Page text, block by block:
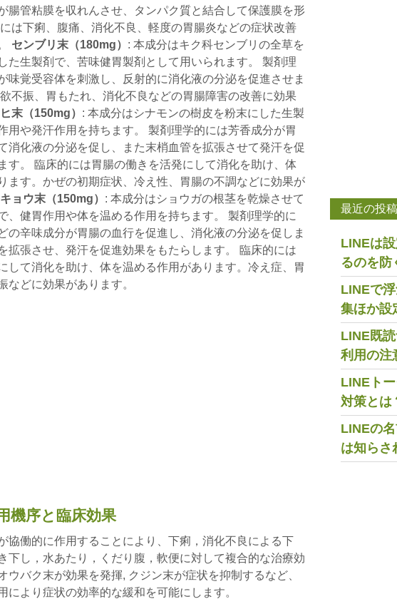
腸管粘膜を収れんさせ、タンパク質と結合して保護膜を形
は下痢、腹痛、消化不良、軽度の胃腸炎などの症状改善
センブリ末（180mg） : 本成分はキク科センブリの全草を
た生製剤で、苦味健胃製剤として用いられます。 製剤理
味覚受容体を刺激し、反射的に消化液の分泌を促進させま
不振、胃もたれ、消化不良などの胃腸障害の改善に効果
末（150mg） : 本成分はシナモンの樹皮を粉末にした生製
用や発汗作用を持ちます。 製剤理学的には芳香成分が胃
消化液の分泌を促し、また末梢血管を拡張させて発汗を促
す。 臨床的には胃腸の働きを活発にして消化を助け、体
ます。かぜの初期症状、冷え性、胃腸の不調などに効果が
ョウ末（150mg） : 本成分はショウガの根茎を乾燥させて
、健胃作用や体を温める作用を持ちます。 製剤理学的に
の辛味成分が胃腸の血行を促進し、消化液の分泌を促しま
拡張させ、発汗を促進効果をもたらします。 臨床的には
して消化を助け、体を温める作用があります。冷え症、胃
などに効果があります。
機序と臨床効果
協働的に作用することにより、下痢，消化不良による下
下し，水あたり，くだり腹，軟便に対して複合的な治療効
ウバク末が効果を発揮, クジン末が症状を抑制するなど、
により症状の効率的な緩和を可能にします。
最近の投稿
LINEは
るのを防
LINEで
集ほか設
LINE既
利用の注
LINEト
対策とは
LINEの
は知らさ